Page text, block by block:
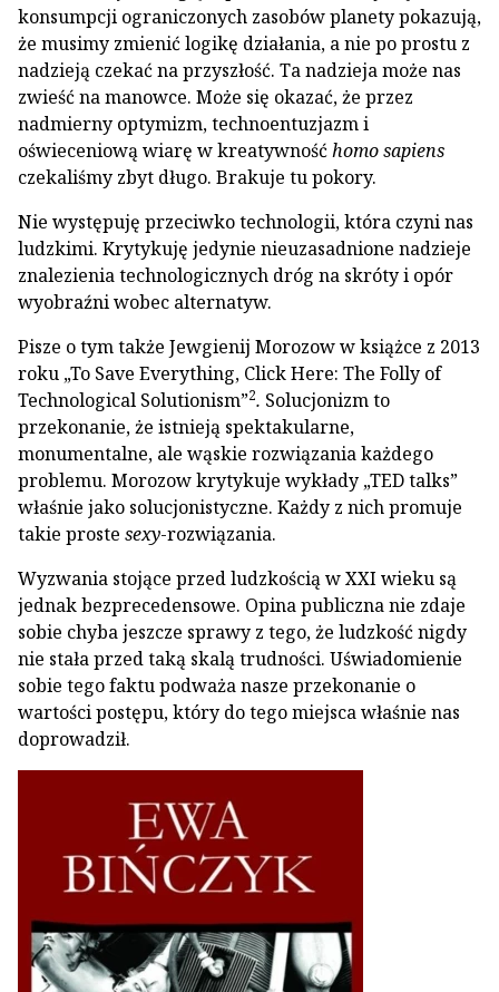
konsumpcji ograniczonych zasobów planety pokazują,
że musimy zmienić logikę działania, a nie po prostu z
nadzieją czekać na przyszłość. Ta nadzieja może nas
zwieść na manowce. Może się okazać, że przez
nadmierny optymizm, technoentuzjazm i
oświeceniową wiarę w kreatywnośćhomo sapiens
czekaliśmy zbyt długo. Brakuje tu pokory.
Nie występuję przeciwko technologii, która czyni nas
ludzkimi. Krytykuję jedynie nieuzasadnione nadzieje
znalezienia technologicznych dróg na skróty i opór
wyobraźni wobec alternatyw.
Pisze o tym także Jewgienij Morozow w książce z 2013
roku „To Save Everything, Click Here: The Folly of
Technological Solutionism”2. Solucjonizm to
przekonanie, że istnieją spektakularne,
monumentalne, ale wąskie rozwiązania każdego
problemu. Morozow krytykuje wykłady „TED talks”
właśnie jako solucjonistyczne. Każdy z nich promuje
takie proste sexy-rozwiązania.
Wyzwania stojące przed ludzkością w XXI wieku są
jednak bezprecedensowe. Opina publiczna nie zdaje
sobie chyba jeszcze sprawy z tego, że ludzkość nigdy
nie stała przed taką skalą trudności. Uświadomienie
sobie tego faktu podważa nasze przekonanie o
wartości postępu, który do tego miejsca właśnie nas
doprowadził.